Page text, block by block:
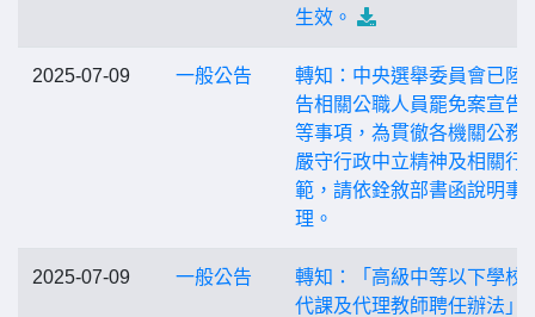
生效。
2025-07-09 一般公告
轉知：中央選舉委員會已陸
告相關公職人員罷免案宣告
等事項，為貫徹各機關公務
嚴守行政中立精神及相關行
範，請依銓敘部書函說明事
理。
2025-07-09 一般公告
轉知：「高級中等以下學校
代課及代理教師聘任辦法」